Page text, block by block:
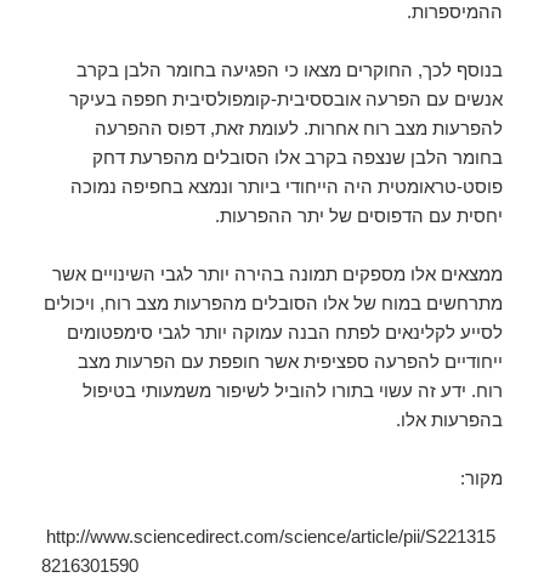
ההמיספרות.
בנוסף לכך, החוקרים מצאו כי הפגיעה בחומר הלבן בקרב
אנשים עם הפרעה אובססיבית-קומפולסיבית חפפה בעיקר
להפרעות מצב רוח אחרות. לעומת זאת, דפוס ההפרעה
בחומר הלבן שנצפה בקרב אלו הסובלים מהפרעת דחק
פוסט-טראומטית היה הייחודי ביותר ונמצא בחפיפה נמוכה
יחסית עם הדפוסים של יתר ההפרעות.
ממצאים אלו מספקים תמונה בהירה יותר לגבי השינויים אשר
מתרחשים במוח של אלו הסובלים מהפרעות מצב רוח, ויכולים
לסייע לקלינאים לפתח הבנה עמוקה יותר לגבי סימפטומים
ייחודיים להפרעה ספציפית אשר חופפת עם הפרעות מצב
רוח. ידע זה עשוי בתורו להוביל לשיפור משמעותי בטיפול
בהפרעות אלו.
מקור:
http://www.sciencedirect.com/science/article/pii/S221315
8216301590